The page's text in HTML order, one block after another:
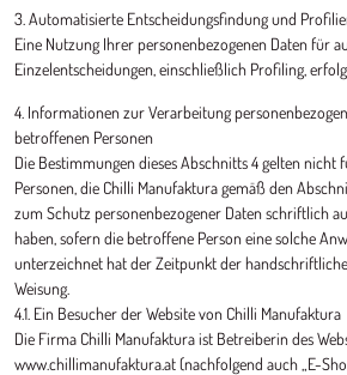
3. Automatisierte Entscheidungsfindung und
Eine Nutzung Ihrer personenbezogenen Daten für
Einzelentscheidungen, einschließlich Profiling,
4. Informationen zur Verarbeitung
betroffenen Personen
Die Bestimmungen dieses Abschnitts 4 gelten nicht
Personen, die Chilli Manufaktura gemäß den
zum Schutz personenbezogener Daten schriftlich
haben, sofern die betroffene Person eine solche
unterzeichnet hat der Zeitpunkt der
Weisung.
4.1. Ein Besucher der Website von Chilli Manufaktura
Die Firma Chilli Manufaktura ist Betreiberin des
www.chillimanufaktura.at (nachfolgend auch „E-